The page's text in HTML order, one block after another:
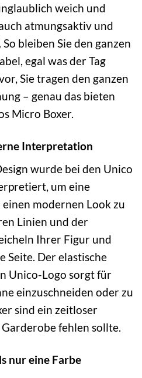
weich und
atmungsaktiv und
bleiben Sie den ganzen
egal was der Tag
Sie tragen den ganzen
– genau das bieten
Micro Boxer.
Interpretation
wurde bei den Unico
um eine
modernen Look zu
Linien und der
Ihrer Figur und
Seite. Der elastische
Unico-Logo sorgt für
einzuschneiden oder zu
sind ein zeitloser
fehlen sollte.
nur eine Farbe